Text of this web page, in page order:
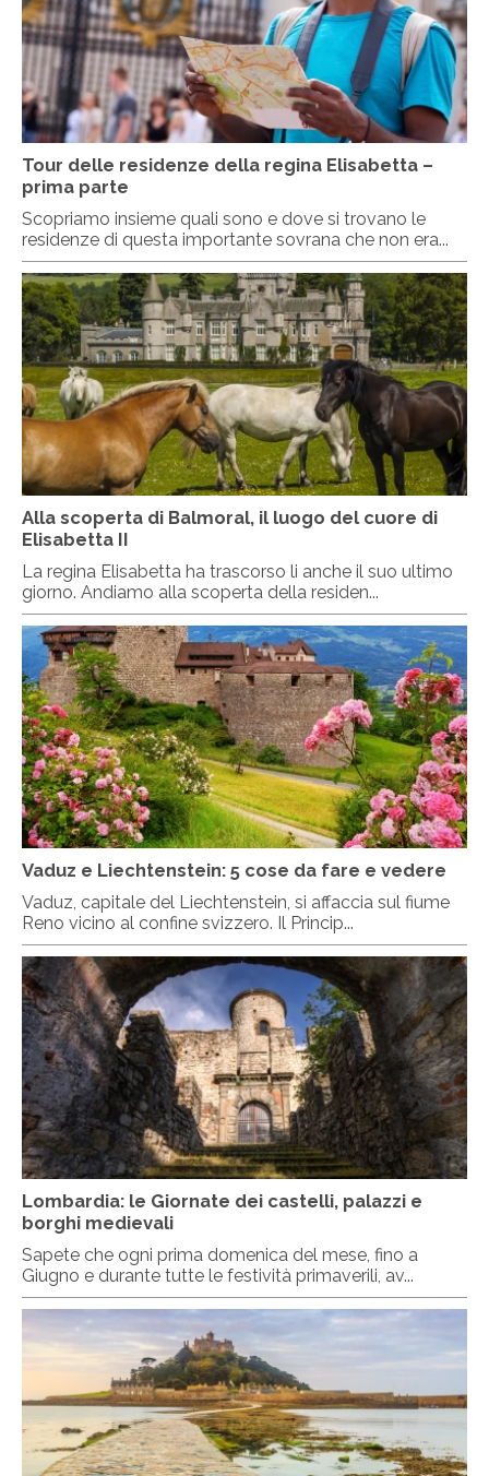
Tour delle residenze della regina Elisabetta –
prima parte
Scopriamo insieme quali sono e dove si trovano le
residenze di questa importante sovrana che non era...
Alla scoperta di Balmoral, il luogo del cuore di
Elisabetta II
La regina Elisabetta ha trascorso li anche il suo ultimo
giorno. Andiamo alla scoperta della residen...
Vaduz e Liechtenstein: 5 cose da fare e vedere
Vaduz, capitale del Liechtenstein, si affaccia sul fiume
Reno vicino al confine svizzero. Il Princip...
Lombardia: le Giornate dei castelli, palazzi e
borghi medievali
Sapete che ogni prima domenica del mese, fino a
Giugno e durante tutte le festività primaverili, av...